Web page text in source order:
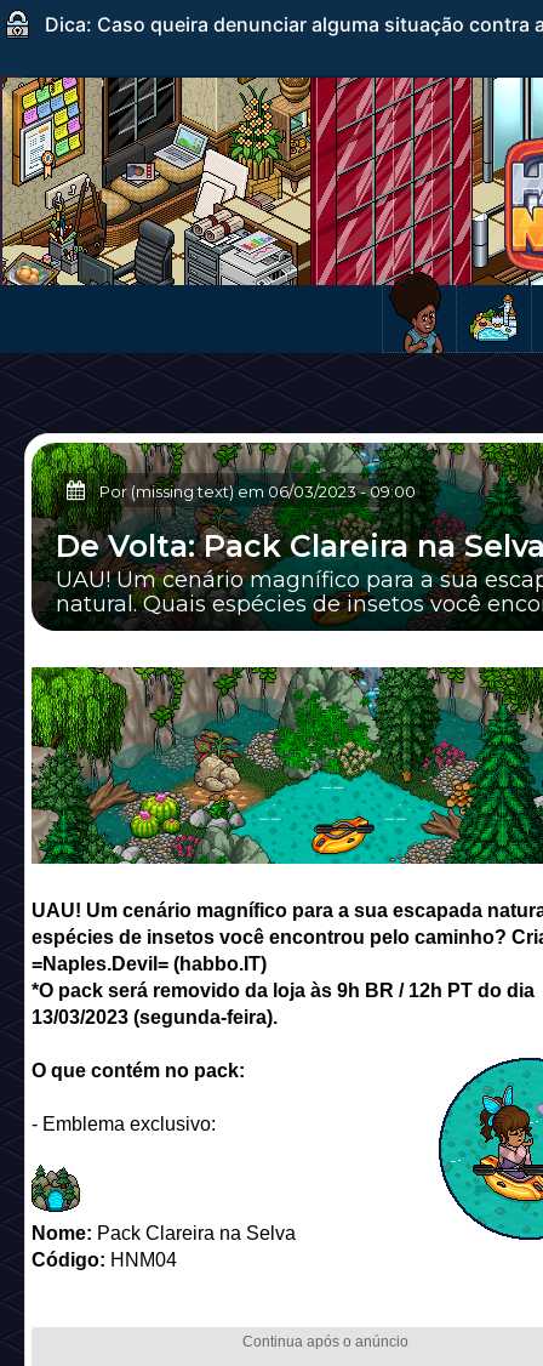
Dica: Caso queira denunciar alguma situação
Por (missing text) em06/03/2023-09:00
De Volta: Pack Clareira na
UAU! Um cenário magnífico para a sua
natural. Quais espécies de insetos você
pelo caminho? Criado por: =Naples.Devil= (h...
UAU! Um cenário magnífico para a sua escapada
espécies de insetos você encontrou pelo caminho?
=Naples.Devil= (habbo.IT)
*O pack será removido da loja às 9h BR / 12h PT do dia
13/03/2023 (segunda-feira).
O que contém no pack:
- Emblema exclusivo:
Nome: Pack Clareira na Selva
Código: HNM04